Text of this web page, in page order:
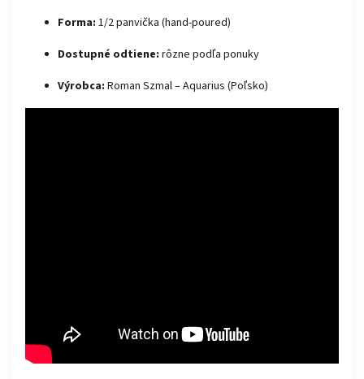
Forma: 1/2 panvička (hand-poured)
Dostupné odtiene: rôzne podľa ponuky
Výrobca: Roman Szmal – Aquarius (Poľsko)